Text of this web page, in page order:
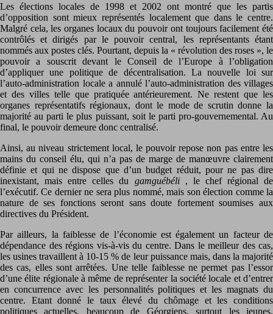
Les élections locales de 1998 et 2002 ont montré que les partis
d’opposition sont mieux représentés localement que dans le centre.
Malgré cela, les organes locaux du pouvoir ont toujours facilement été
contrôlés et dirigés par le pouvoir central, les représentants étant
nommés aux postes clés. Pourtant, depuis la « révolution des roses », le
pouvoir a souscrit devant le Conseil de l’Europe à l’obligation
d’appliquer une politique de décentralisation. La nouvelle loi sur
l’auto-administration locale a annulé l’auto-administration des villages
et des villes telle que pratiquée antérieurement. Ne restent que les
organes représentatifs régionaux, dont le mode de scrutin donne la
majorité au parti le plus puissant, soit le parti pro-gouvernemental. Au
final, le pouvoir demeure donc centralisé.
Ainsi, au niveau strictement local, le pouvoir repose non pas entre les
mains du conseil élu, qui n’a pas de marge de manœuvre clairement
définie et qui ne dispose que d’un budget réduit, pour ne pas dire
inexistant, mais entre celles du gamguébéli , le chef régional de
l’exécutif. Ce dernier ne sera plus nommé, mais son élection comme la
nature de ses fonctions seront sans doute fortement soumises aux
directives du Président.
Par ailleurs, la faiblesse de l’économie est également un facteur de
dépendance des régions vis-à-vis du centre. Dans le meilleur des cas,
les usines travaillent à 10-15 % de leur puissance mais, dans la majorité
des cas, elles sont arrêtées. Une telle faiblesse ne permet pas l’essor
d’une élite régionale à même de représenter la société locale et d’entrer
en concurrence avec les personnalités politiques et les magnats du
centre. Etant donné le taux élevé du chômage et les conditions
politiques actuelles, beaucoup de Géorgiens, surtout les jeunes,